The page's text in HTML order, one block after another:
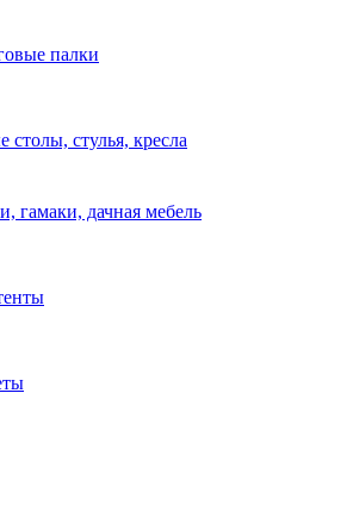
палки
столы, стулья, кресла
гамаки, дачная мебель